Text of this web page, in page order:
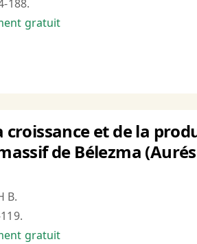
188.
gratuit
et de la
de Bélezma
B.
gratuit